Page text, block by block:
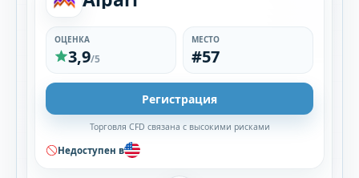
ОЦЕНКА
3,9/5
МЕСТО
#57
Регистрация
Торговля CFD связана с высокими рисками
Недоступен в